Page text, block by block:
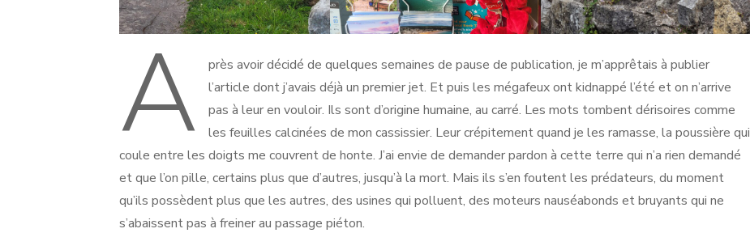
A
près avoir décidé de quelques semaines de pause de publication, je m’apprêtais à publier
l’article dont j’avais déjà un premier jet. Et puis les mégafeux ont kidnappé l’été et on n’arrive
pas à leur en vouloir. Ils sont d’origine humaine, au carré. Les mots tombent dérisoires comme
les feuilles calcinées de mon cassissier. Leur crépitement quand je les ramasse, la poussière qui
coule entre les doigts me couvrent de honte. J’ai envie de demander pardon à cette terre qui n’a rien demandé
et que l’on pille, certains plus que d’autres, jusqu’à la mort. Mais ils s’en foutent les prédateurs, du moment
qu’ils possèdent plus que les autres, des usines qui polluent, des moteurs nauséabonds et bruyants qui ne
s’abaissent pas à freiner au passage piéton.